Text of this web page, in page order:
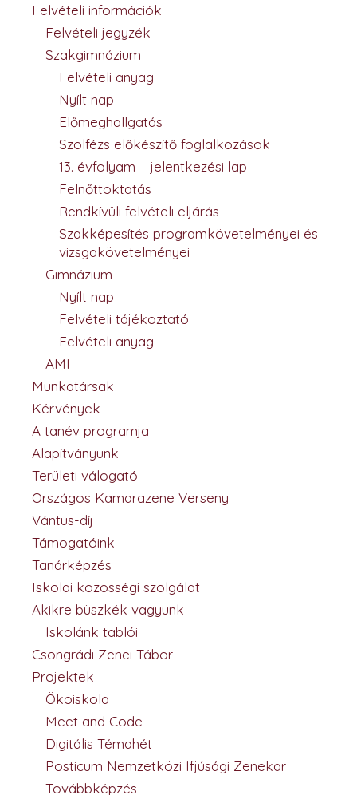
Felvételi információk
Felvételi jegyzék
Szakgimnázium
Felvételi anyag
Nyílt nap
Előmeghallgatás
Szolfézs előkészítő foglalkozások
13. évfolyam – jelentkezési lap
Felnőttoktatás
Rendkívüli felvételi eljárás
Szakképesítés programkövetelményei és
vizsgakövetelményei
Gimnázium
Nyílt nap
Felvételi tájékoztató
Felvételi anyag
AMI
Munkatársak
Kérvények
A tanév programja
Alapítványunk
Területi válogató
Országos Kamarazene Verseny
Vántus-díj
Támogatóink
Tanárképzés
Iskolai közösségi szolgálat
Akikre büszkék vagyunk
Iskolánk tablói
Csongrádi Zenei Tábor
Projektek
Ökoiskola
Meet and Code
Digitális Témahét
Posticum Nemzetközi Ifjúsági Zenekar
Továbbképzés